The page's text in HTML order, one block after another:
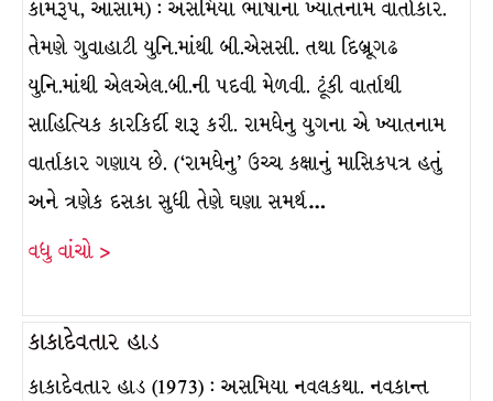
કામરૂપ, આસામ) : અસમિયા ભાષાના ખ્યાતનામ વાર્તાકાર.
તેમણે ગુવાહાટી યુનિ.માંથી બી.એસસી. તથા દિબ્રૂગઢ
યુનિ.માંથી એલએલ.બી.ની પદવી મેળવી. ટૂંકી વાર્તાથી
સાહિત્યિક કારકિર્દી શરૂ કરી. રામધેનુ યુગના એ ખ્યાતનામ
વાર્તાકાર ગણાય છે. (‘રામધેનુ’ ઉચ્ચ કક્ષાનું માસિકપત્ર હતું
અને ત્રણેક દસકા સુધી તેણે ઘણા સમર્થ…
વધુ વાંચો >
કાકાદેવતાર હાડ
કાકાદેવતાર હાડ (1973) : અસમિયા નવલકથા. નવકાન્ત